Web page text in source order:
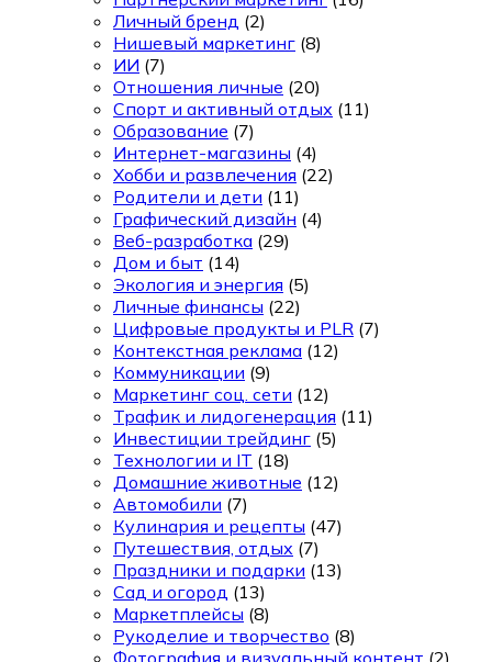
Личный бренд (2)
Нишевый маркетинг (8)
ИИ (7)
Отношения личные (20)
Спорт и активный отдых (11)
Образование (7)
Интернет-магазины (4)
Хобби и развлечения (22)
Родители и дети (11)
Графический дизайн (4)
Веб-разработка (29)
Дом и быт (14)
Экология и энергия (5)
Личные финансы (22)
Цифровые продукты и PLR (7)
Контекстная реклама (12)
Коммуникации (9)
Маркетинг соц. сети (12)
Трафик и лидогенерация (11)
Инвестиции трейдинг (5)
Технологии и IT (18)
Домашние животные (12)
Автомобили (7)
Кулинария и рецепты (47)
Путешествия, отдых (7)
Праздники и подарки (13)
Сад и огород (13)
Маркетплейсы (8)
Рукоделие и творчество (8)
Фотография и визуальный контент (2)